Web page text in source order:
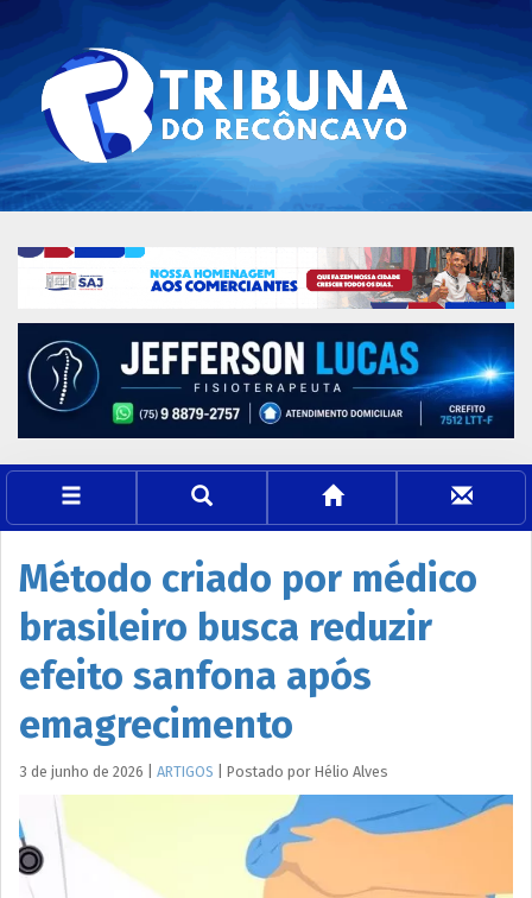
Método criado por médico
brasileiro busca reduzir
efeito sanfona após
emagrecimento
3 de junho de 2026 ARTIGOS Postado por Hélio Alves